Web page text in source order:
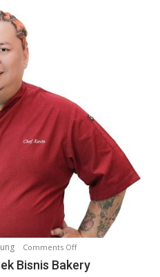
Comments Offo
n
Bisnis Bakery